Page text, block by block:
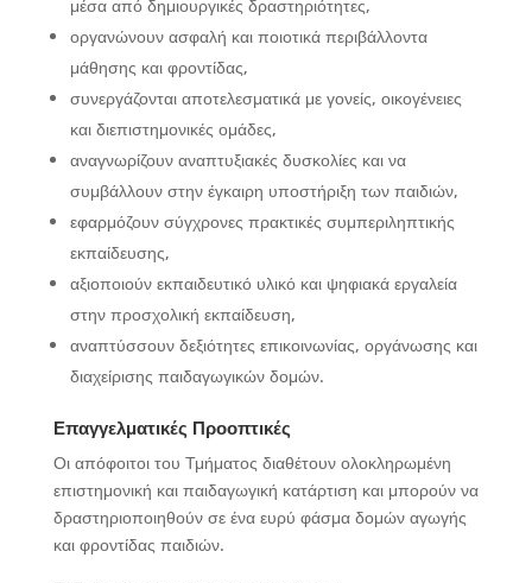
μέσα από δημιουργικές δραστηριότητες,
οργανώνουν ασφαλή και ποιοτικά περιβάλλοντα
μάθησης και φροντίδας,
συνεργάζονται αποτελεσματικά με γονείς, οικογένειες
και διεπιστημονικές ομάδες,
αναγνωρίζουν αναπτυξιακές δυσκολίες και να
συμβάλλουν στην έγκαιρη υποστήριξη των παιδιών,
εφαρμόζουν σύγχρονες πρακτικές συμπεριληπτικής
εκπαίδευσης,
αξιοποιούν εκπαιδευτικό υλικό και ψηφιακά εργαλεία
στην προσχολική εκπαίδευση,
αναπτύσσουν δεξιότητες επικοινωνίας, οργάνωσης και
διαχείρισης παιδαγωγικών δομών.
Επαγγελματικές Προοπτικές
Οι απόφοιτοι του Τμήματος διαθέτουν ολοκληρωμένη
επιστημονική και παιδαγωγική κατάρτιση και μπορούν να
δραστηριοποιηθούν σε ένα ευρύ φάσμα δομών αγωγής
και φροντίδας παιδιών.